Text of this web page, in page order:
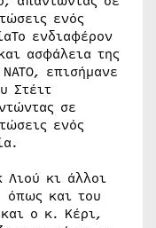
ενός
ενδιαφέρον
ασφάλεια της
επισήμανε
Στέιτ
σε
ενός
Λιού κι άλλοι
όπως και του
ο κ. Κέρι,